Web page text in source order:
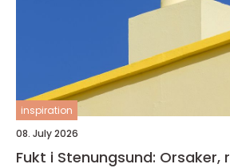
inspiration
08. July 2026
Fukt i Stenungsund: Orsaker,